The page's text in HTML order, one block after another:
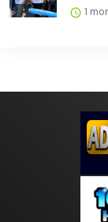
1